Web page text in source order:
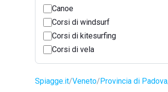
Canoe
Corsi di windsurf
Corsi di kitesurfing
Corsi di vela
Spiagge.it Veneto Provincia di Padova